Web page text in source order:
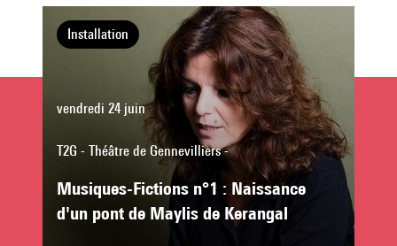
Installation
vendredi 24 juin
T2G - Théâtre de Gennevilliers -
Musiques-Fictions n°1 : Naissance
d'un pont de Maylis de Kerangal